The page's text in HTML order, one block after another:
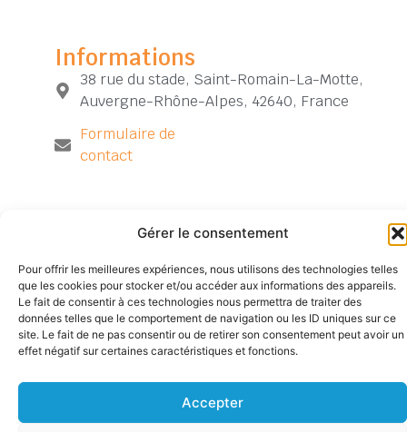
Gérer le consentement
Pour offrir les meilleures expériences, nous utilisons des technologies telles
que les cookies pour stocker et/ou accéder aux informations des appareils.
Le fait de consentir à ces technologies nous permettra de traiter des
données telles que le comportement de navigation ou les ID uniques sur ce
site. Le fait de ne pas consentir ou de retirer son consentement peut avoir un
effet négatif sur certaines caractéristiques et fonctions.
Accepter
Informations
38 rue du stade, Saint-Romain-La-Motte,
Auvergne-Rhône-Alpes, 42640, France
Formulaire de
contact
Mentions
légales
Politique de
confidentialité
Plan
Accueil
Contact
Archives
Siège
social
527
Chemin
de
Tuilerie
42300
VILLEREST
TÉLÉPHONE
04
77
52
23
SUIVEZ-
NOUS